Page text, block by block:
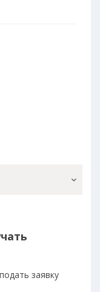
заявку